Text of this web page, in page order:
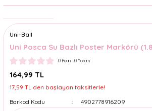
Uni-Ball
Uni Posca Su Bazlı Poster Markörü
0 Puan - 0 Yorum
164,99 TL
17,59 TL den başlayan taksitlerle!
Barkod Kodu
4902778916209